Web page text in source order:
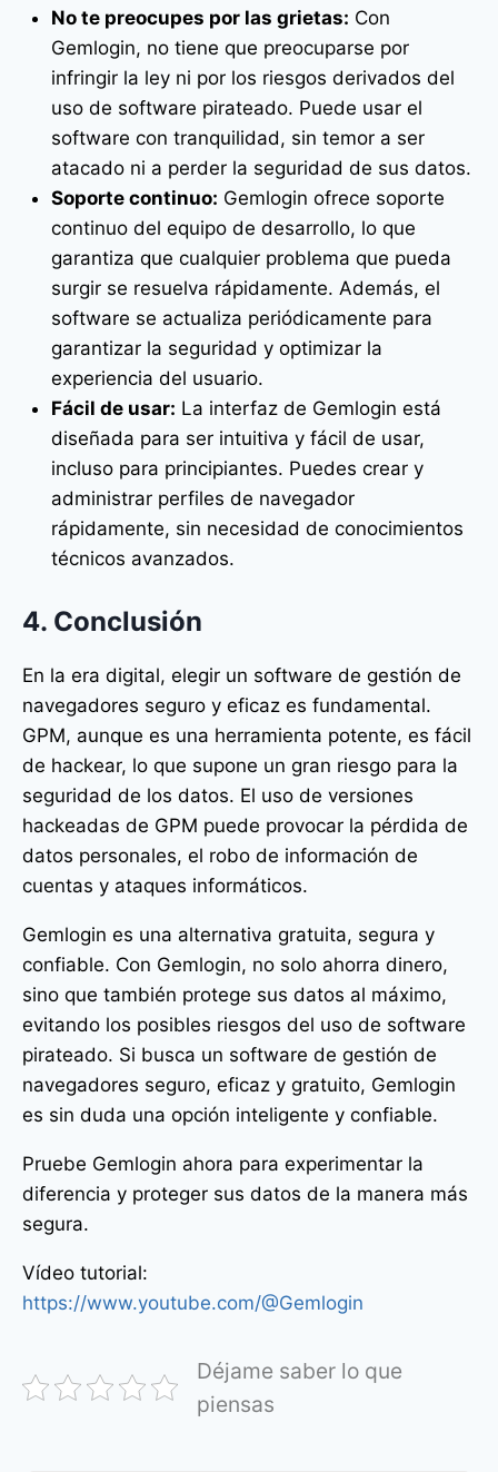
No te preocupes por las grietas: Con
Gemlogin, no tiene que preocuparse por
infringir la ley ni por los riesgos derivados del
uso de software pirateado. Puede usar el
software con tranquilidad, sin temor a ser
atacado ni a perder la seguridad de sus datos.
Soporte continuo: Gemlogin ofrece soporte
continuo del equipo de desarrollo, lo que
garantiza que cualquier problema que pueda
surgir se resuelva rápidamente. Además, el
software se actualiza periódicamente para
garantizar la seguridad y optimizar la
experiencia del usuario.
Fácil de usar: La interfaz de Gemlogin está
diseñada para ser intuitiva y fácil de usar,
incluso para principiantes. Puedes crear y
administrar perfiles de navegador
rápidamente, sin necesidad de conocimientos
técnicos avanzados.
4. Conclusión
En la era digital, elegir un software de gestión de
navegadores seguro y eficaz es fundamental.
GPM, aunque es una herramienta potente, es fácil
de hackear, lo que supone un gran riesgo para la
seguridad de los datos. El uso de versiones
hackeadas de GPM puede provocar la pérdida de
datos personales, el robo de información de
cuentas y ataques informáticos.
Gemlogin es una alternativa gratuita, segura y
confiable. Con Gemlogin, no solo ahorra dinero,
sino que también protege sus datos al máximo,
evitando los posibles riesgos del uso de software
pirateado. Si busca un software de gestión de
navegadores seguro, eficaz y gratuito, Gemlogin
es sin duda una opción inteligente y confiable.
Pruebe Gemlogin ahora para experimentar la
diferencia y proteger sus datos de la manera más
segura.
Vídeo tutorial:
https://www.youtube.com/@Gemlogin
Déjame saber lo que
piensas